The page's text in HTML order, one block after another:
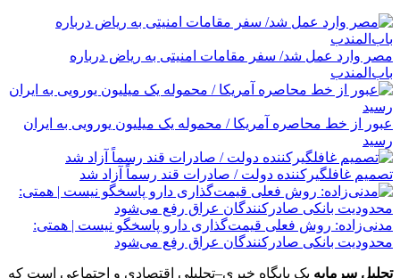
مصر وارد عمل شد/ سفر مقامات امنیتی به ریاض درباره
باب‌المندب
عبور از خط محاصره آمریکا / محموله یک میلیون یورویی به ایران
رسید
تصمیم غافلگیرکننده دولت / صادرات قند رسماً آزاد شد
مدنی‌زاده: روش فعلی قیمت‌گذاری دارو پاسخگو نیست | همتی:
محدودیت بانکی صادرکنندگان عراق رفع می‌شود
تحلیل سرمایه یک پایگاه خبری–تحلیلی اقتصادی و اجتماعی است که